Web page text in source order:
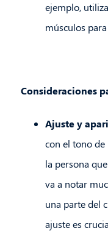
ejemplo,
músculos
Consideraciones
Ajuste y
con el tono de
la persona
va a notar
una parte del
ajuste es